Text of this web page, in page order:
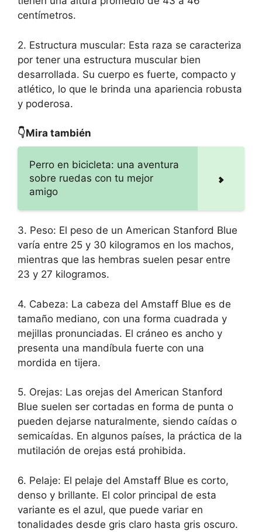
centímetros.
2. Estructura muscular: Esta raza se caracteriza
por tener una estructura muscular bien
desarrollada. Su cuerpo es fuerte, compacto y
atlético, lo que le brinda una apariencia robusta
y poderosa.
👇Mira también
Perro en bicicleta: una aventura
sobre ruedas con tu mejor
amigo
3. Peso: El peso de un American Stanford Blue
varía entre 25 y 30 kilogramos en los machos,
mientras que las hembras suelen pesar entre
23 y 27 kilogramos.
4. Cabeza: La cabeza del Amstaff Blue es de
tamaño mediano, con una forma cuadrada y
mejillas pronunciadas. El cráneo es ancho y
presenta una mandíbula fuerte con una
mordida en tijera.
5. Orejas: Las orejas del American Stanford
Blue suelen ser cortadas en forma de punta o
pueden dejarse naturalmente, siendo caídas o
semicaídas. En algunos países, la práctica de la
mutilación de orejas está prohibida.
6. Pelaje: El pelaje del Amstaff Blue es corto,
denso y brillante. El color principal de esta
variante es el azul, que puede variar en
tonalidades desde gris claro hasta gris oscuro.